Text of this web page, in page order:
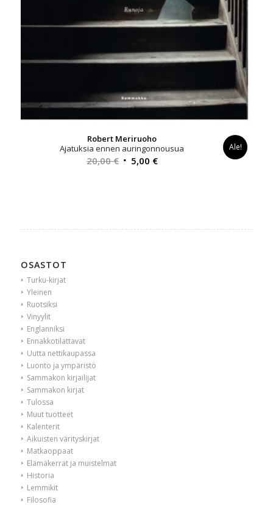
Robert Meriruoho
Ajatuksia ennen auringonnousua
20,00€ Alkuperäinen
5,00 €Nykyinen
Ale!
OSASTOT
Turku-kirjat
Yleinen
Ruotsiksi
Vinyylit
Englanniksi
Ennakkotilattavat
Uutta nettikaupassa
Luonto ja ympäristö
Sammakon kirjailijat
Sammakon kirjat
Tulossa
Muut tuotteet
Kalenterit
Aikuisten värityskirjat
Matkaoppaat
Elämäkerrat ja muistelmat
Historia
Lemmikit
Filosofia